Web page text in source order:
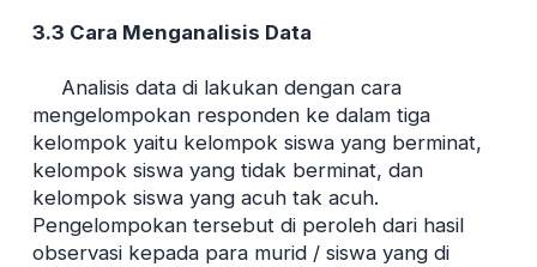
3.3 Cara Menganalisis Data
Analisis data di lakukan dengan cara
mengelompokan responden ke dalam tiga
kelompok yaitu kelompok siswa yang berminat,
kelompok siswa yang tidak berminat, dan
kelompok siswa yang acuh tak acuh.
Pengelompokan tersebut di peroleh dari hasil
observasi kepada para murid / siswa yang di